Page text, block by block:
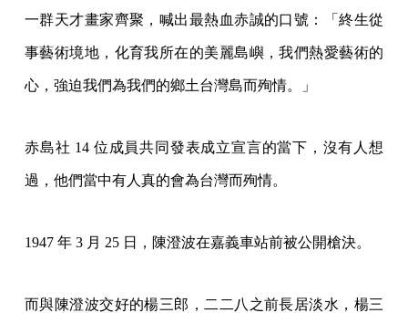
一群天才畫家齊聚，喊出最熱血赤誠的口號：「終生從
事藝術境地，化育我所在的美麗島嶼，我們熱愛藝術的
心，強迫我們為我們的鄉土台灣島而殉情。」
赤島社 14 位成員共同發表成立宣言的當下，沒有人想
過，他們當中有人真的會為台灣而殉情。
1947 年 3 月 25 日，陳澄波在嘉義車站前被公開槍決。
而與陳澄波交好的楊三郎，二二八之前長居淡水，楊三